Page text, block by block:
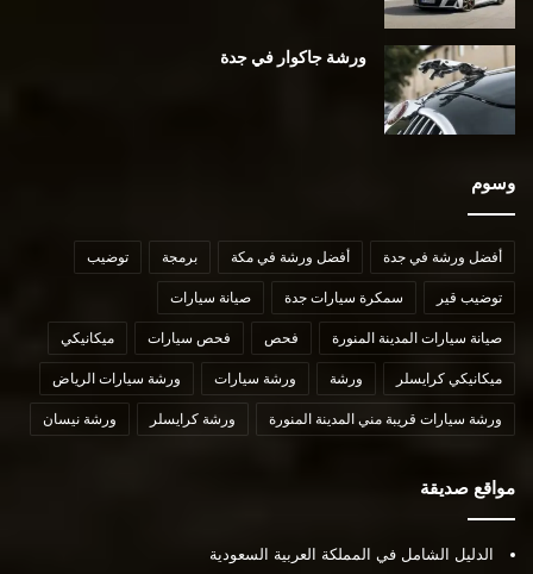
ورشة جاكوار في جدة
وسوم
أفضل ورشة في جدة أفضل ورشة في مكة برمجة توضيب
توضيب قير سمكرة سيارات جدة صيانة سيارات
صيانة سيارات المدينة المنورة فحص فحص سيارات ميكانيكي
ميكانيكي كرايسلر ورشة ورشة سيارات ورشة سيارات الرياض
ورشة سيارات قريبة مني المدينة المنورة ورشة كرايسلر ورشة نيسان
مواقع صديقة
الدليل الشامل في المملكة العربية السعودية